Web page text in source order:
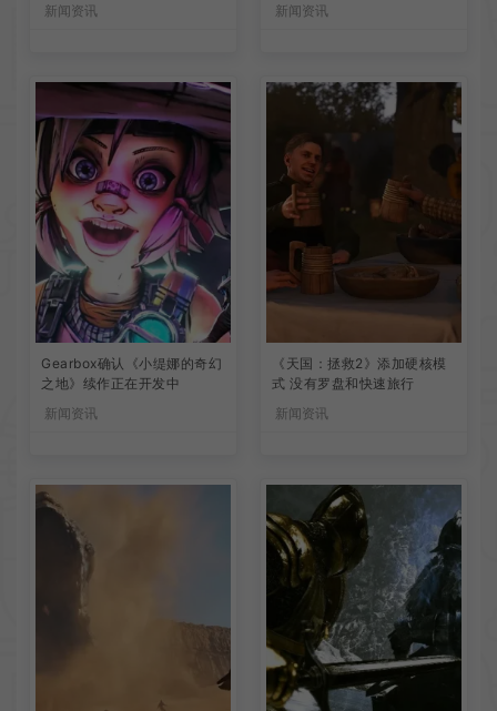
新闻资讯
新闻资讯
Gearbox确认《小缇娜的奇幻
之地》续作正在开发中
新闻资讯
《天国：拯救2》添加硬核模
式 没有罗盘和快速旅行
新闻资讯